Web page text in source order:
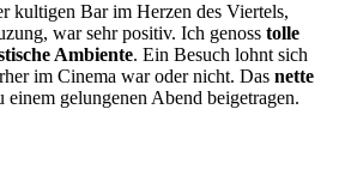
kultigen Bar im Herzen des Viertels,
war sehr positiv. Ich genoss tolle
Ambiente. Ein Besuch lohnt sich
im Cinema war oder nicht. Das nette
einem gelungenen Abend beigetragen.